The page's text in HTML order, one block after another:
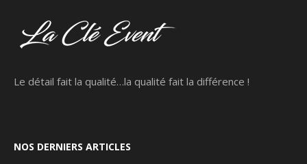
Le détail fait la qualité…la qualité fait la différence !
NOS DERNIERS ARTICLES